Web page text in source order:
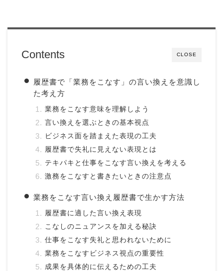
CLOSE
Contents
履歴書で「業務をこなす」の言い換えを意識し
た考え方
業務をこなす意味を理解しよう
言い換えを選ぶときの基本視点
ビジネス面を踏まえた表現の工夫
履歴書で失礼に見えない表現とは
テキパキと仕事をこなす言い換えを考える
激務をこなすと書きたいときの注意点
業務をこなす言い換え履歴書で生かす方法
履歴書に適した言い換え表現
こなしのニュアンスを加える秘訣
仕事をこなす失礼と思われないために
業務をこなすビジネス視点の重要性
成果を具体的に伝えるための工夫